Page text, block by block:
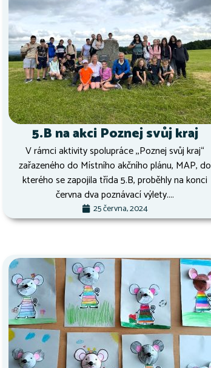
5.B na akci Poznej svůj kraj
V rámci aktivity spolupráce ,,Poznej svůj kraj“
zařazeného do Místního akčního plánu, MAP, do
kterého se zapojila třída 5.B, proběhly na konci
června dva poznávací výlety....
25 června, 2024